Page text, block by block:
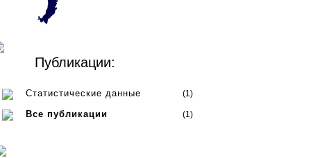
Публикации:
Статистические данные (1)
Все публикации (1)